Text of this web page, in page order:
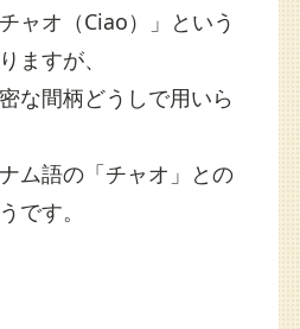
ャオ（Ciao）」という
ますが、
な間柄どうしで用いら
ム語の「チャオ」との
です。